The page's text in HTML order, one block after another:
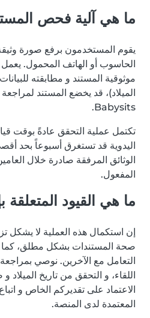
ما هي آلية فحص
يقوم المستخدمون برفع صورة وثيقة
الحاسوب أو الهاتف المحمول. يعمل
موثوقية المستند و مطابقته
الميلاد)، قد يخضع المستند
Babysits.
تكتمل عملية التحقق عادةً بوقت
اليدوية قد تستغرق أسبوعاً بحد
الوثائق المرفقة صادرة خلال
المفعول.
ما هي القيود
إن استكمال هذه العملية لا يشكل
صحة المستندات بشكل مطلق، كما
التعامل مع الآخرين. نوصي
اللقاء، و التحقق من تاريخ الميلاد
الاعتماد على تقديركم الخاص و
المعتمدة لدى المنصة.